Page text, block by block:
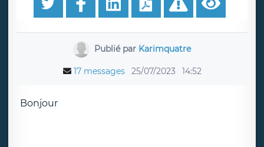
Publié par Karimquatre
17 messages 25/07/2023 14:52
Bonjour